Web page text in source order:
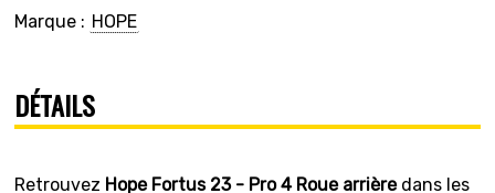
Marque : HOPE
DÉTAILS
Retrouvez Hope Fortus 23 - Pro 4 Roue arrièredans les